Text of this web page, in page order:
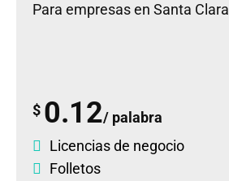
Para empresas en Santa Clara
$ 0.12/ palabra
Licencias de negocio
Folletos